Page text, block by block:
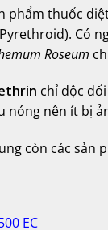
phẩm thuốc
Có
Roseum
chỉ độc
nóng nên ít bị
còn các sản
EC